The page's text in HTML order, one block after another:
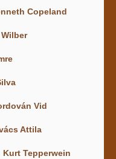
Copeland
Vid
Attila
Kurt Tepperwein